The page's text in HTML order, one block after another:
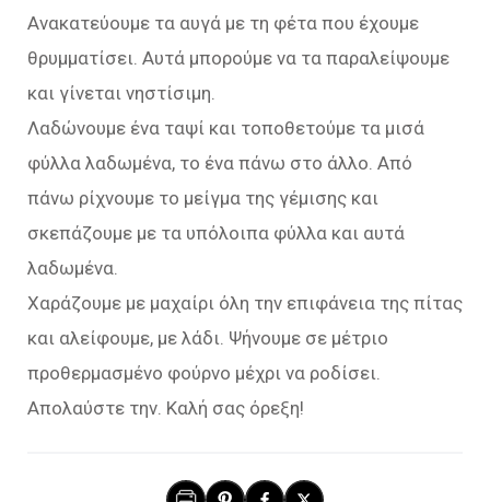
Ανακατεύουμε τα αυγά με τη φέτα που έχουμε
θρυμματίσει. Αυτά μπορούμε να τα παραλείψουμε
και γίνεται νηστίσιμη.
Λαδώνουμε ένα ταψί και τοποθετούμε τα μισά
φύλλα λαδωμένα, το ένα πάνω στο άλλο. Από
πάνω ρίχνουμε το μείγμα της γέμισης και
σκεπάζουμε με τα υπόλοιπα φύλλα και αυτά
λαδωμένα.
Χαράζουμε με μαχαίρι όλη την επιφάνεια της πίτας
και αλείφουμε, με λάδι. Ψήνουμε σε μέτριο
προθερμασμένο φούρνο μέχρι να ροδίσει.
Απολαύστε την. Καλή σας όρεξη!